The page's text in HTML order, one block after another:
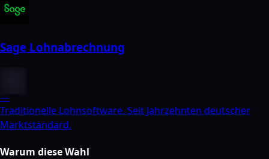
Sage Lohnabrechnung
—
Traditionelle Lohnsoftware. Seit Jahrzehnten deutscher
Marktstandard.
Warum diese Wahl